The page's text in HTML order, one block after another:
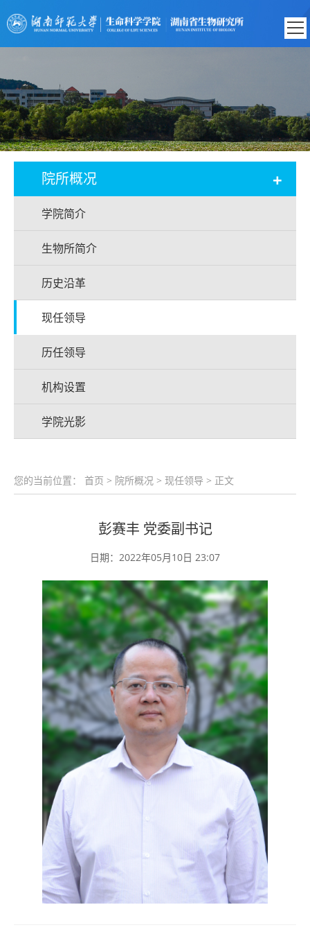
院所概况 +
学院简介
生物所简介
历史沿革
现任领导
历任领导
机构设置
学院光影
您的当前位置： 首页 > 院所概况 > 现任领导 > 正文
彭赛丰 党委副书记
日期：2022年05月10日 23:07